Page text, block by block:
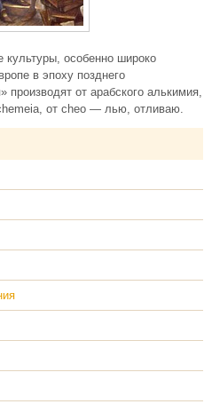
культуры, особенно широко
в эпоху позднего
от арабского алькимия,
от cheo — лью, отливаю.